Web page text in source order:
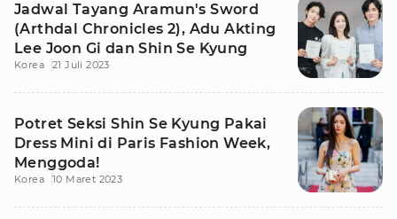
Jadwal Tayang Aramun's Sword
(Arthdal Chronicles 2), Adu Akting
Lee Joon Gi dan Shin Se Kyung
Korea 21 Juli 2023
Potret Seksi Shin Se Kyung Pakai
Dress Mini di Paris Fashion Week,
Menggoda!
Korea 10 Maret 2023